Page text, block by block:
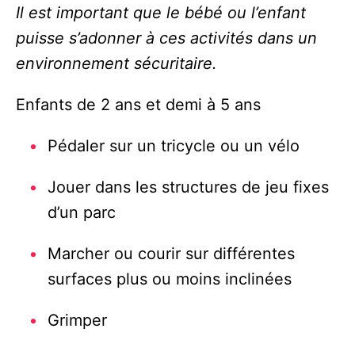
Il est important que le bébé ou l’enfant
puisse s’adonner à ces activités dans un
environnement sécuritaire.
Enfants de 2 ans et demi à 5 ans
Pédaler sur un tricycle ou un vélo
Jouer dans les structures de jeu fixes
d’un parc
Marcher ou courir sur différentes
surfaces plus ou moins inclinées
Grimper